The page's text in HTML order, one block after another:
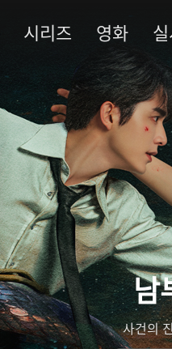
시리즈 영화
남
사건의